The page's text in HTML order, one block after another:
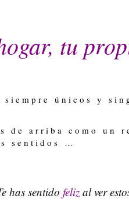
tu
siempre únicos y
de arriba como un
sentidos …
has sentido felizal ver